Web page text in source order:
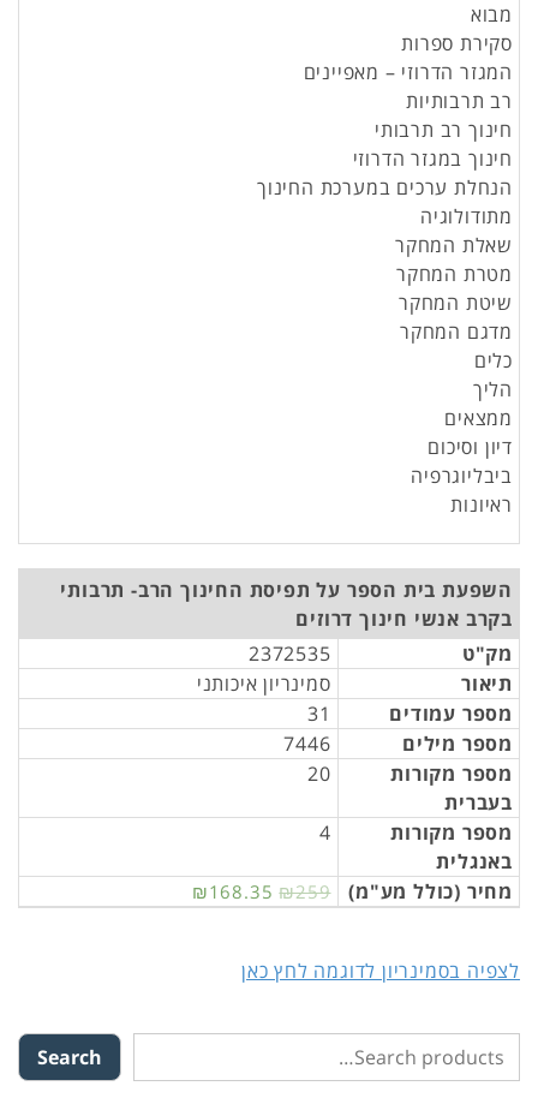
מבוא
סקירת ספרות
המגזר הדרוזי – מאפיינים
רב תרבותיות
חינוך רב תרבותי
חינוך במגזר הדרוזי
הנחלת ערכים במערכת החינוך
מתודולוגיה
שאלת המחקר
מטרת המחקר
שיטת המחקר
מדגם המחקר
כלים
הליך
ממצאים
דיון וסיכום
ביבליוגרפיה
ראיונות
השפעת בית הספר על תפיסת החינוך הרב- תרבותי
בקרב אנשי חינוך דרוזים
מק"ט
2372535
תיאור
סמינריון איכותני
מספר עמודים
31
מספר מילים
7446
מספר מקורות
בעברית
20
מספר מקורות
באנגלית
4
מחיר (כולל מע"מ) ₪168.35 ₪259
לצפיה בסמינריון לדוגמה לחץ כאן
Search